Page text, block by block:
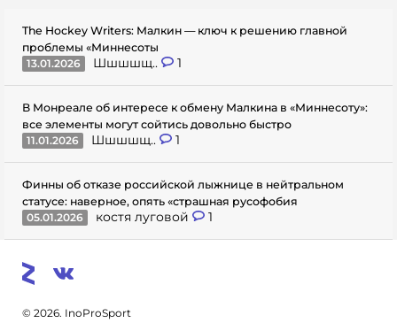
The Hockey Writers: Малкин — ключ к решению главной
проблемы «Миннесоты
13.01.2026
Шшшшщ.. 1
В Монреале об интересе к обмену Малкина в «Миннесоту»:
все элементы могут сойтись довольно быстро
11.01.2026
Шшшшщ.. 1
Финны об отказе российской лыжнице в нейтральном
статусе: наверное, опять «страшная русофобия
05.01.2026
костя луговой 1
© 2026. InoProSport